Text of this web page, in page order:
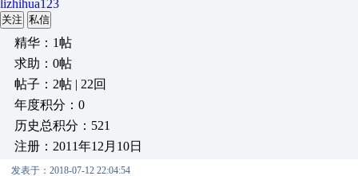
lizhihua123
关注 私信
精华：1帖
求助：0帖
帖子：2帖 | 22回
年度积分：0
历史总积分：521
注册：2011年12月10日
发表于：2018-07-12 22:04:54